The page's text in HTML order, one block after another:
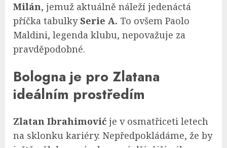
Milán, jemuž aktuálně náleží jedenáctá
příčka tabulkySerie A. To ovšem Paolo
Maldini, legenda klubu, nepovažuje za
pravděpodobné.
Bologna je pro Zlatana
ideálním prostředím
Zlatan Ibrahimović je v osmatřiceti letech
na sklonku kariéry. Nepředpokládáme, že by